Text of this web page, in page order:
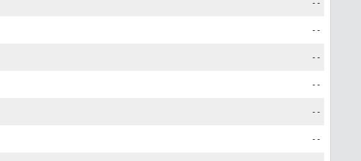
--
--
--
--
--
--